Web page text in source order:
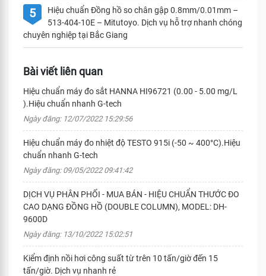
5
Hiệu chuẩn Đồng hồ so chân gập 0.8mm/0.01mm –
513-404-10E – Mitutoyo. Dịch vụ hỗ trợ nhanh chóng
chuyên nghiệp tại Bắc Giang
Bài viết liên quan
Hiệu chuẩn máy đo sắt HANNA HI96721 (0.00 - 5.00 mg/L
).Hiệu chuẩn nhanh G-tech
Ngày đăng: 12/07/2022 15:29:56
Hiệu chuẩn máy đo nhiệt độ TESTO 915i (-50 ~ 400°C).Hiệu
chuẩn nhanh G-tech
Ngày đăng: 09/05/2022 09:41:42
DỊCH VỤ PHÂN PHỐI - MUA BÁN - HIỆU CHUẨN THƯỚC ĐO
CAO DẠNG ĐỒNG HỒ (DOUBLE COLUMN), MODEL: DH-
9600D
Ngày đăng: 13/10/2022 15:02:51
Kiểm định nồi hơi công suất từ trên 10 tấn/giờ đến 15
tấn/giờ. Dịch vụ nhanh rẻ